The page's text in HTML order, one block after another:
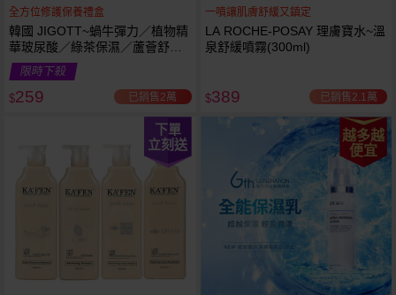
全方位修護保養禮盒
韓國 JIGOTT~蝸牛彈力／植物精
華玻尿酸／綠茶保濕／蘆薈舒緩
修復 禮盒(5件組) 款式可選 化妝
水+乳液+面霜
限時下殺
$259 已銷售2萬
一噴讓肌膚舒緩又鎮定
LA ROCHE-POSAY 理膚寶水~溫
泉舒緩噴霧(300ml)
$389 已銷售2.1萬
下單
立刻送
越多越
便宜